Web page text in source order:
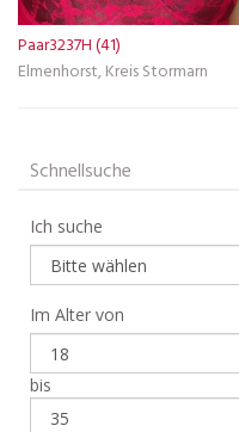
Paar3237H (41)
Elmenhorst, Kreis Stormarn
Schnellsuche
Ich suche
Im Alter von
bis